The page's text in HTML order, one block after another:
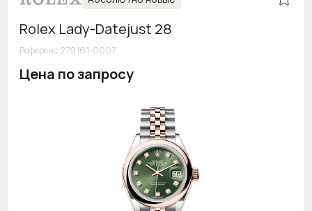
8 800 555-95-99
Rolex Lady-Datejust 28
Референс:279161-0007
Цена по запросу